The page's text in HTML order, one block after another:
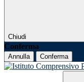
Chiudi
Conferma
Annulla Conferma